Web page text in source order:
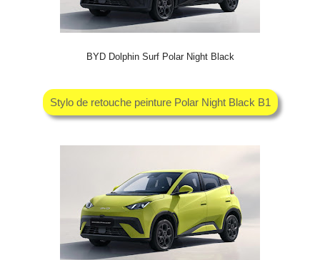
BYD Dolphin Surf Polar Night Black
Stylo de retouche peinture Polar Night Black B1